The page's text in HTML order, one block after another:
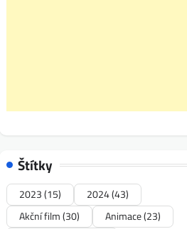
Štítky
2023(15) 2024(43)
Akční film(30) Animace(23)